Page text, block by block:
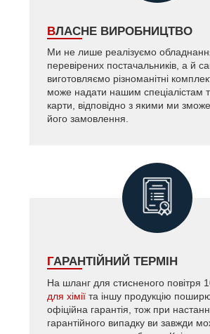
ВЛАСНЕ ВИРОБНИЦТВО
Ми не лише реалізуємо
перевірених постачальників, а й
виготовляємо різноманітні
може надати нашим спеціалістам
карти, відповідно з якими ми
його замовлення.
ГАРАНТІЙНИЙ ТЕРМІН
На шланг для стисненого повітря
для хіміїта іншу продукцію
офіційна гарантія, тож при
гарантійного випадку ви завжди